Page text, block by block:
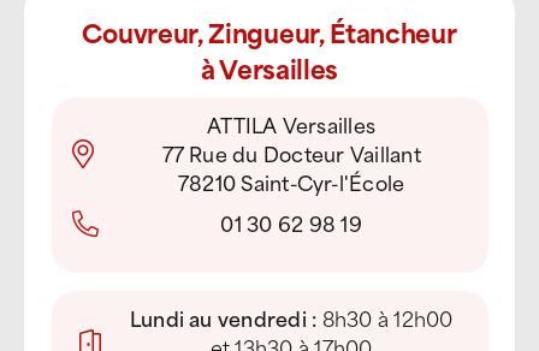
Couvreur, Zingueur, Étancheur
à Versailles
ATTILA Versailles
77 Rue du Docteur Vaillant
78210 Saint-Cyr-l'École
01 30 62 98 19
Lundi au vendredi : 8h30 à 12h00